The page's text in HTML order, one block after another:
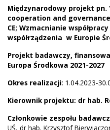
Międzynarodowy projekt
cooperation and governance
CE; Wzmacnianie
współrządzenia w Europie
Projekt badawczy,
Europa Środkowa 2021-2027
Okres realizacji: 1.04.2023-
Kierownik projektu: dr hab.
Członkowie zespołu
UŚ, dr hab. Krzysztof